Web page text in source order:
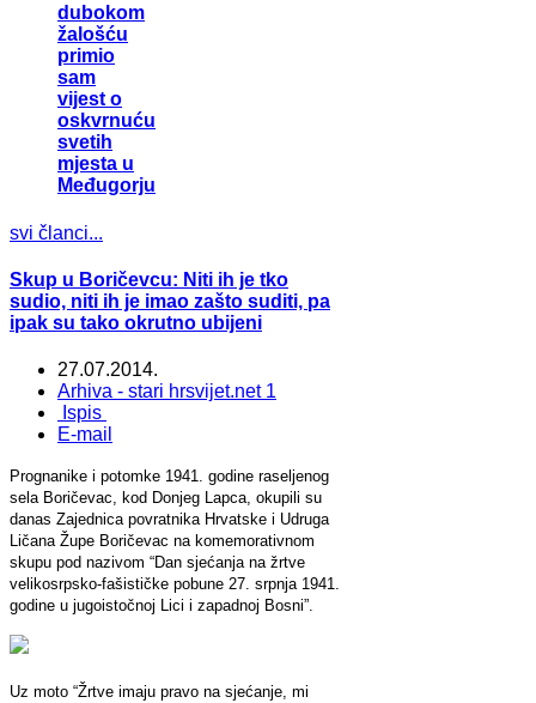
dubokom
žalošću
primio
sam
vijest o
oskvrnuću
svetih
mjesta u
Međugorju
svi članci...
Skup u Boričevcu: Niti ih je tko
sudio, niti ih je imao zašto suditi, pa
ipak su tako okrutno ubijeni
27.07.2014.
Arhiva - stari hrsvijet.net 1
Ispis
E-mail
Prognanike i potomke 1941. godine raseljenog
sela Boričevac, kod Donjeg Lapca, okupili su
danas Zajednica povratnika Hrvatske i Udruga
Ličana Župe Boričevac na komemorativnom
skupu pod nazivom “Dan sjećanja na žrtve
velikosrpsko-fašističke pobune 27. srpnja 1941.
godine u jugoistočnoj Lici i zapadnoj Bosni”.
Uz moto “Žrtve imaju pravo na sjećanje, mi